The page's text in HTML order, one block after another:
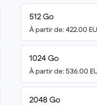
512 Go
À partir de: 422.00
1024 Go
À partir de: 536.00
2048 Go